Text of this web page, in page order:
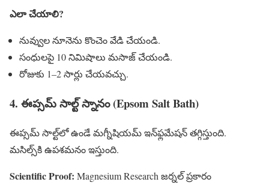
ఎలా చేయాలి?
నువ్వుల నూనెను కొంచెం వేడి చేయండి.
సంధులపై 10 నిమిషాలు మసాజ్ చేయండి.
రోజుకు 1–2 సార్లు చేయవచ్చు.
4. ఈప్సమ్ సాల్ట్ స్నానం (Epsom Salt Bath)
ఈప్సమ్ సాల్ట్‌లో ఉండే మగ్నీషియమ్ ఇన్‌ఫ్లమేషన్ తగ్గిస్తుంది.
మసిల్స్‌కి ఉపశమనం ఇస్తుంది.
Scientific Proof: Magnesium Research జర్నల్ ప్రకారం